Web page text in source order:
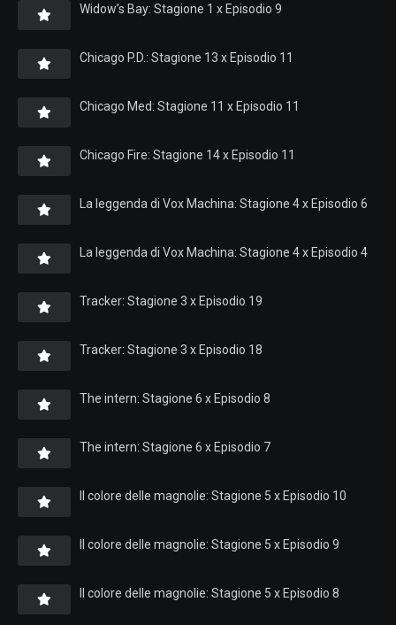
Widow’s Bay: Stagione 1 x Episodio 9
Chicago P.D.: Stagione 13 x Episodio 11
Chicago Med: Stagione 11 x Episodio 11
Chicago Fire: Stagione 14 x Episodio 11
La leggenda di Vox Machina: Stagione 4 x Episodio 6
La leggenda di Vox Machina: Stagione 4 x Episodio 4
Tracker: Stagione 3 x Episodio 19
Tracker: Stagione 3 x Episodio 18
The intern: Stagione 6 x Episodio 8
The intern: Stagione 6 x Episodio 7
Il colore delle magnolie: Stagione 5 x Episodio 10
Il colore delle magnolie: Stagione 5 x Episodio 9
Il colore delle magnolie: Stagione 5 x Episodio 8